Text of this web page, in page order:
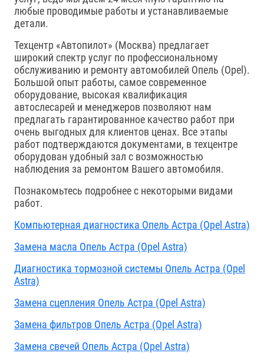
любые проводимые работы и устанавливаемые
детали.
Техцентр «Автопилот» (Москва) предлагает
широкий спектр услуг по профессиональному
обслуживанию и ремонту автомобилей Опель (Opel).
Большой опыт работы, самое современное
оборудование, высокая квалификация
автослесарей и менеджеров позволяют нам
предлагать гарантированное качество работ при
очень выгодных для клиентов ценах. Все этапы
работ подтверждаются документами, в техцентре
оборудован удобный зал с возможностью
наблюдения за ремонтом Вашего автомобиля.
Познакомьтесь подробнее с некоторыми видами
работ.
Компьютерная диагностика Опель Астра (Opel Astra)
Замена масла Опель Астра (Opel Astra)
Диагностика тормозной системы Опель Астра (Opel
Astra)
Замена сцепления Опель Астра (Opel Astra)
Замена фильтров Опель Астра (Opel Astra)
Замена свечей Опель Астра (Opel Astra)